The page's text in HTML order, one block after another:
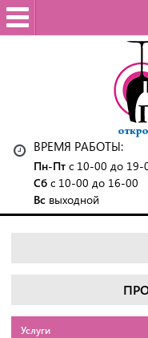
ВРЕМЯ РАБОТЫ:
Пн-Пт с 10-00 до 19-
Сб с 10-00 до 16-00
Вс выходной
Услуги